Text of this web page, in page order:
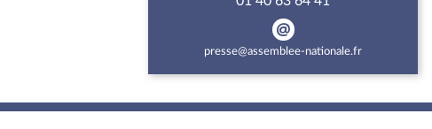
presse@assemblee-nationale.fr